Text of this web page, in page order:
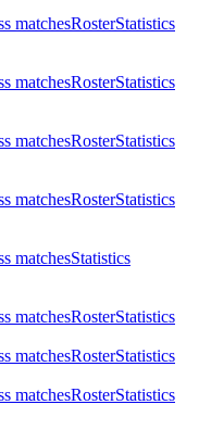
matchesRosterStatistics
matchesRosterStatistics
matchesRosterStatistics
matchesRosterStatistics
matchesStatistics
matchesRosterStatistics
matchesRosterStatistics
matchesRosterStatistics